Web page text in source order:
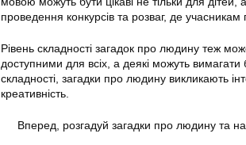
проведення конкурсів та розваг, де учасникам
Рівень складності загадок про людину теж
доступними для всіх, а деякі можуть
складності, загадки про людину викликають
креативність.
Вперед, розгадуй загадки про людину та